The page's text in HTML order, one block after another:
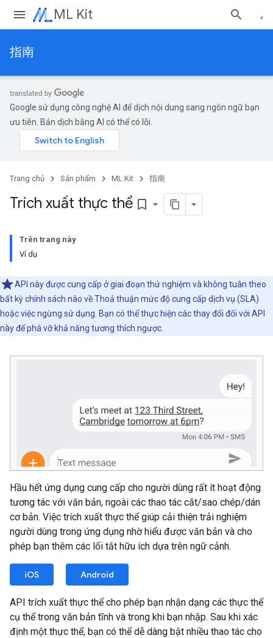
ML Kit
指南
Google sử dụng công nghệ AI để dịch nội dung sang ngôn ngữ bạn
ưu tiên. Bản dịch bằng AI có thể có lỗi.
Trang chủ Sản phẩm ML Kit 指南
Trích xuất thực thể bookmark_border
Trên trang này
Ví dụ
API này được cung cấp ở giai đoạn thử nghiệm và không tuân theo
bất kỳ chính sách nào về Thoả thuận mức độ cung cấp dịch vụ (SLA)
hoặc việc ngừng sử dụng. Bạn có thể thực hiện các thay đổi đối với API
này để phá vỡ khả năng tương thích ngược.
Hầu hết ứng dụng cung cấp cho người dùng rất ít hoạt động
tương tác với văn bản, ngoài các thao tác cắt/sao chép/dán
cơ bản. Việc trích xuất thực thể giúp cải thiện trải nghiệm
người dùng trong ứng dụng nhờ hiểu được văn bản và cho
phép bạn thêm các lối tắt hữu ích dựa trên ngữ cảnh.
iOS Android
API trích xuất thực thể cho phép bạn nhận dạng các thực thể
cụ thể trong văn bản tĩnh và trong khi bạn nhập. Sau khi xác
định một thực thể, bạn có thể dễ dàng bật nhiều thao tác cho